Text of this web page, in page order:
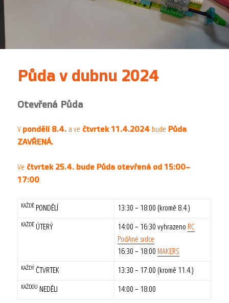
Půda v dubnu 2024
Otevřená Půda
V pondělí 8.4. a ve čtvrtek 11.4.2024bude Půda
ZAVŘENÁ.
Ve čtvrtek 25.4. bude Půda otevřená od 15:00–
17:00.
KAŽDÉ PONDĚLÍ 13:30 – 18:00 (kromě 8.4.)
KAŽDÉ ÚTERÝ 14:00 – 16:30 vyhrazeno RC
PodAné srdce
16:30 – 18:00 MAKERS
KAŽDÝ ČTVRTEK 13:30 – 17:00 (kromě 11.4.)
KAŽDOU NEDĚLI 14:00 – 18:00